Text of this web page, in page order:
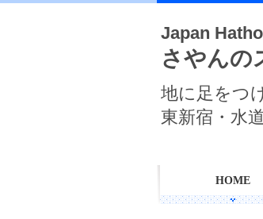
Japan
さやんの
地に足をつ
東新宿・水
HOME